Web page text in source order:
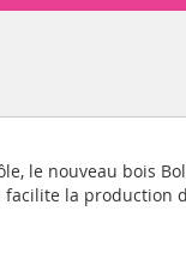
le nouveau bois
la production